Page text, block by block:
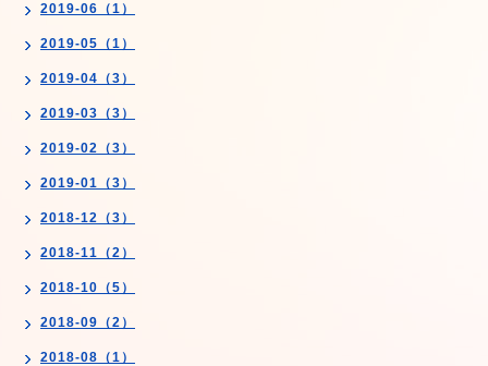
2019-06（1）
2019-05（1）
2019-04（3）
2019-03（3）
2019-02（3）
2019-01（3）
2018-12（3）
2018-11（2）
2018-10（5）
2018-09（2）
2018-08（1）